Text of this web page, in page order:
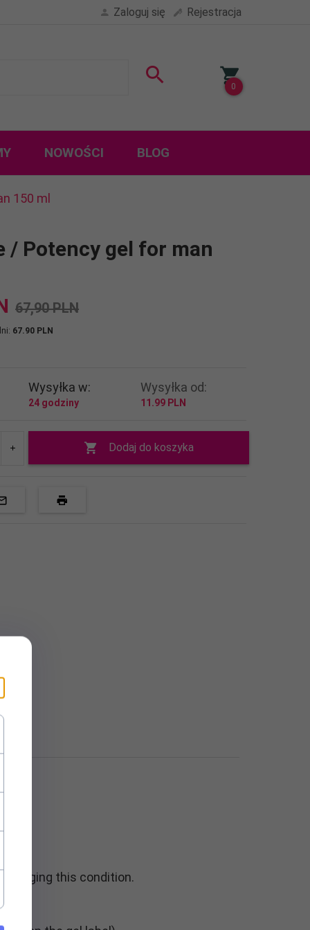
Zaloguj się Rejestracja
0
NOWOŚCI BLOG
150 ml
/ Potency gel for man
67,90 PLN
67.90 PLN
Wysyłka w:
24 godziny
Wysyłka od:
11.99 PLN
Dodaj do koszyka
this condition.